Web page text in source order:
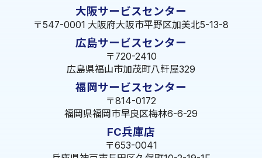
大阪サービスセンター
〒547-0001 大阪府大阪市平野区加美北5-13-8
広島サービスセンター
〒720-2410
広島県福山市加茂町八軒屋329
福岡サービスセンター
〒814-0172
福岡県福岡市早良区梅林6-6-29
FC兵庫店
〒653-0041